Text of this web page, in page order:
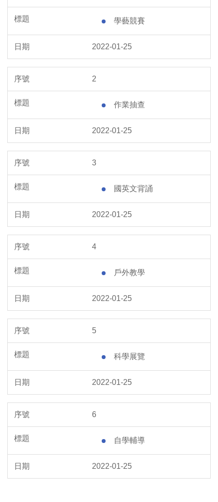
學藝競賽
2022-01-25
2
作業抽查
2022-01-25
3
國英文背誦
2022-01-25
4
戶外教學
2022-01-25
5
科學展覽
2022-01-25
6
自學輔導
2022-01-25